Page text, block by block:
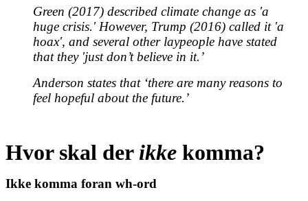
Green (2017) described climate change as 'a
huge crisis.'However, Trump (2016) called it 'a
hoax', and several other laypeople have stated
that they 'just don’t believe in it.’
Anderson states that ‘there are many reasons to
feel hopeful about the future.’
Hvor skal der ikke komma?
Ikke komma foran wh-ord